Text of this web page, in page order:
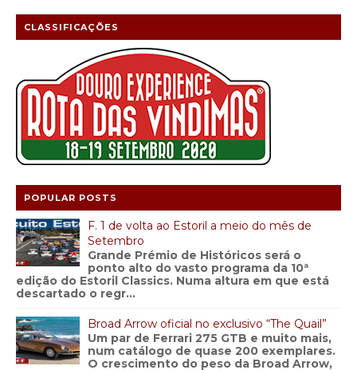
CLASSIFICAÇÕES
POPULAR POSTS
F. 1 de volta ao Estoril a meio do mês de
Setembro
Grande Prémio de Históricos será o
ponto alto do vasto programa da 10ª
edição do Estoril Classics. Numa altura em que está
descartado o regr...
Broad Arrow oficial no exclusivo “The Quail”
Um par de Ferrari 275 GTB e muito mais,
num catálogo de quase 200 exemplares.
O crescimento do peso da Broad Arrow,